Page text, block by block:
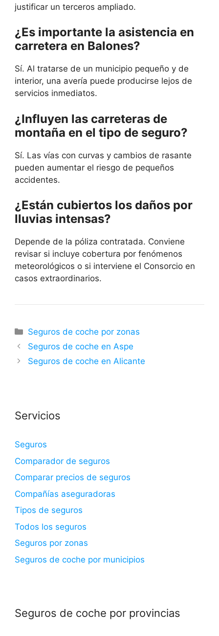
justificar un terceros ampliado.
¿Es importante la asistencia en
carretera en Balones?
Sí. Al tratarse de un municipio pequeño y de
interior, una avería puede producirse lejos de
servicios inmediatos.
¿Influyen las carreteras de
montaña en el tipo de seguro?
Sí. Las vías con curvas y cambios de rasante
pueden aumentar el riesgo de pequeños
accidentes.
¿Están cubiertos los daños por
lluvias intensas?
Depende de la póliza contratada. Conviene
revisar si incluye cobertura por fenómenos
meteorológicos o si interviene el Consorcio en
casos extraordinarios.
Categorías
Seguros de coche por zonas
Seguros de coche en Aspe
Seguros de coche en Alicante
Servicios
Seguros
Comparador de seguros
Comparar precios de seguros
Compañías aseguradoras
Tipos de seguros
Todos los seguros
Seguros por zonas
Seguros de coche por municipios
Seguros de coche por provincias